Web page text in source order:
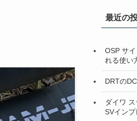
最近の
OSP サ
れる使い
DRTの
ダイワ
SVインプ